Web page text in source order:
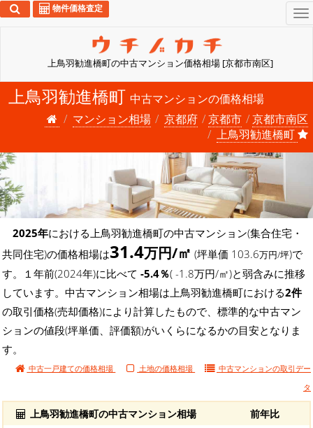
上鳥羽勧進橋町の中古マンション価格相場 [京都市南区]
物件価格査定
上鳥羽勧進橋町 中古マンションの価格相場
マンション相場
京都府 京都市
京都市南区
上鳥羽勧進橋町
2025年における上鳥羽勧進橋町の中古マンション(集合住宅・
共同住宅)の価格相場は31.4万円/㎡ (坪単価 103.6万円/坪)で
す。１年前(2024年)に比べて -5.4％( -1.8万円/㎡)と弱含みに推移
しています。中古マンション相場は上鳥羽勧進橋町における2件
の取引価格(売却価格)により計算したもので、標準的な中古マン
ションの値段(坪単価、評価額)がいくらになるかの目安となりま
す。
中古一戸建ての価格相場 土地の価格相場 中古マンションの取引デー
タ
上鳥羽勧進橋町の中古マンション相場 前年比